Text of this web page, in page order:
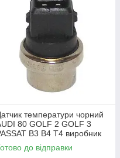
температури чорний
80 GOLF 2 GOLF 3
B3 B4 T4 виробник
Німеччина
до відправки